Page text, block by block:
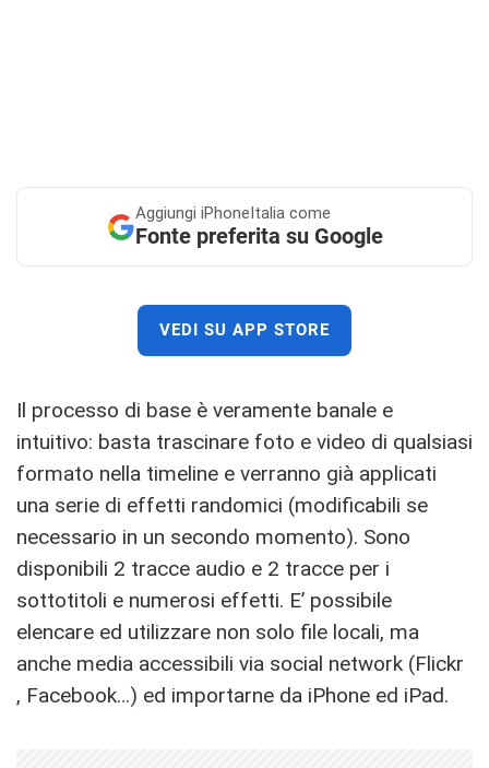
Aggiungi iPhoneItalia come
Fonte preferita su Google
VEDI SU APP STORE
Il processo di base è veramente banale e
intuitivo: basta trascinare foto e video di qualsiasi
formato nella timeline e verranno già applicati
una serie di effetti randomici (modificabili se
necessario in un secondo momento). Sono
disponibili 2 tracce audio e 2 tracce per i
sottotitoli e numerosi effetti. E’ possibile
elencare ed utilizzare non solo file locali, ma
anche media accessibili via social network (Flickr
, Facebook…) ed importarne da iPhone ed iPad.